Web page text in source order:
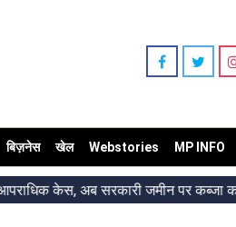
बिज़नेस खेल Webstories MP INFO